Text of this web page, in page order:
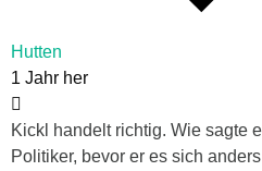
Hutten
1 Jahr her
Kickl handelt richtig. Wie sagte
Politiker, bevor er es sich